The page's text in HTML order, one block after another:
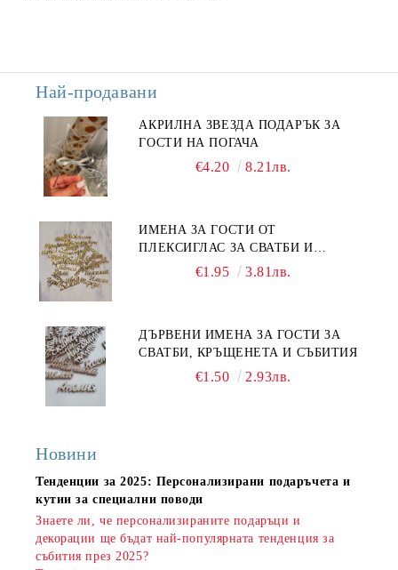
Най-продавани
АКРИЛНА ЗВЕЗДА ПОДАРЪК ЗА
ГОСТИ НА ПОГАЧА
€4.20 8.21лв.
ИМЕНА ЗА ГОСТИ ОТ
ПЛЕКСИГЛАС ЗА СВАТБИ И
СЪБИТИЯ€1.95 3.81лв.
ДЪРВЕНИ ИМЕНА ЗА ГОСТИ ЗА
СВАТБИ, КРЪЩЕНЕТА И СЪБИТИЯ
€1.50 2.93лв.
Новини
Тенденции за 2025: Персонализирани подаръчета и
кутии за специални поводи
Знаете ли, че персонализираните подаръци и
декорации ще бъдат най-популярната тенденция за
събития през 2025?